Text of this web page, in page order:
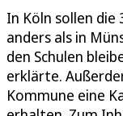
In Köln sollen
anders als in
den Schulen
erklärte.
Kommune eine